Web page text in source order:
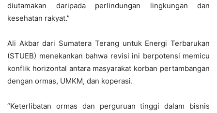
diutamakan daripada perlindungan lingkungan dan
kesehatan rakyat.”
Ali Akbar dari Sumatera Terang untuk Energi Terbarukan
(STUEB) menekankan bahwa revisi ini berpotensi memicu
konflik horizontal antara masyarakat korban pertambangan
dengan ormas, UMKM, dan koperasi.
“Keterlibatan ormas dan perguruan tinggi dalam bisnis